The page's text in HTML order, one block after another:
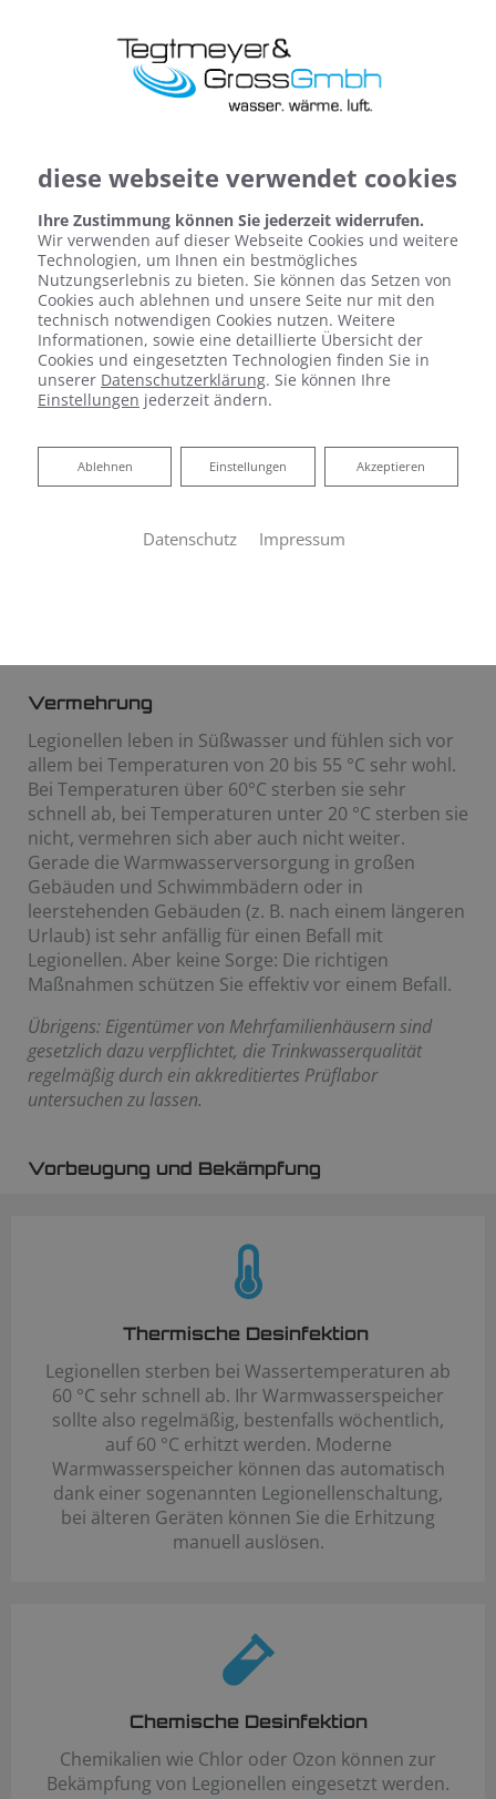
Legionellen im Trinkwasser
Schützen Sie sich und die Bewohner Ihrer Immobilie
und Bekämpfung. Tegtmeyer und Gross GmbH ist
Vermehrung
Legionellen leben in Süßwasser und fühlen sich vor
allem bei Temperaturen von 20 bis 55 °C sehr wohl.
Bei Temperaturen über 60°C sterben sie sehr
schnell ab, bei Temperaturen unter 20 °C sterben sie
nicht, vermehren sich aber auch nicht weiter.
Gerade die Warmwasserversorgung in großen
Gebäuden und Schwimmbädern oder in
leerstehenden Gebäuden (z. B. nach einem längeren
Urlaub) ist sehr anfällig für einen Befall mit
Legionellen. Aber keine Sorge: Die richtigen
Maßnahmen schützen Sie effektiv vor einem Befall.
Übrigens: Eigentümer von Mehrfamilienhäusern sind
gesetzlich dazu verpflichtet, die Trinkwasserqualität
regelmäßig durch ein akkreditiertes Prüflabor
untersuchen zu lassen.
Vorbeugung und Bekämpfung
Thermische Desinfektion
Legionellen sterben bei Wassertemperaturen ab
60 °C sehr schnell ab. Ihr Warmwasserspeicher
sollte also regelmäßig, bestenfalls wöchentlich,
auf 60 °C erhitzt werden. Moderne
Warmwasserspeicher können das automatisch
dank einer sogenannten Legionellenschaltung,
bei älteren Geräten können Sie die Erhitzung
manuell auslösen.
Chemische Desinfektion
Chemikalien wie Chlor oder Ozon können zur
Bekämpfung von Legionellen eingesetzt werden.
diese webseite verwendet cookies
Ihre Zustimmung können Sie jederzeit widerrufen.
Wir verwenden auf dieser Webseite Cookies und weitere
Technologien, um Ihnen ein bestmögliches
Nutzungserlebnis zu bieten. Sie können das Setzen von
Cookies auch ablehnen und unsere Seite nur mit den
technisch notwendigen Cookies nutzen. Weitere
Informationen, sowie eine detaillierte Übersicht der
Cookies und eingesetzten Technologien finden Sie in
unserer Datenschutzerklärung. Sie können Ihre
Einstellungen jederzeit ändern.
Akzeptieren
Einstellungen
Ablehnen
Ablehnen
Datenschutz Impressum